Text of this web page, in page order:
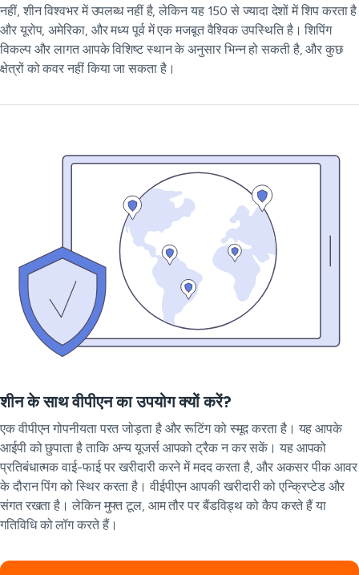
नहीं, शीन विश्वभर में उपलब्ध नहीं है, लेकिन यह 150 से ज्यादा देशों में शिप करता है
और यूरोप, अमेरिका, और मध्य पूर्व में एक मजबूत वैश्विक उपस्थिति है। शिपिंग
विकल्प और लागत आपके विशिष्ट स्थान के अनुसार भिन्न हो सकती है, और कुछ
क्षेत्रों को कवर नहीं किया जा सकता है।
शीन के साथ वीपीएन का उपयोग क्यों करें?
एक वीपीएन गोपनीयता परत जोड़ता है और रूटिंग को स्मूद करता है। यह आपके
आईपी को छुपाता है ताकि अन्य यूजर्स आपको ट्रैक न कर सकें। यह आपको
प्रतिबंधात्मक वाई-फाई पर खरीदारी करने में मदद करता है, और अकसर पीक आवर
के दौरान पिंग को स्थिर करता है। वीईपीएन आपकी खरीदारी को एन्क्रिप्टेड और
संगत रखता है। लेकिन मुफ्त टूल, आम तौर पर बैंडविड्थ को कैप करते हैं या
गतिविधि को लॉग करते हैं।